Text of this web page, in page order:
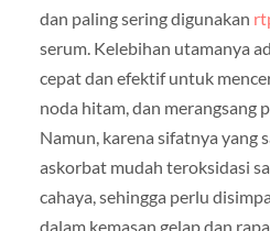
dan paling sering digunakan
serum. Kelebihan utamanya
cepat dan efektif untuk
noda hitam, dan merangsang
Namun, karena sifatnya yang
askorbat mudah teroksidasi
cahaya, sehingga perlu
dalam kemasan gelap dan